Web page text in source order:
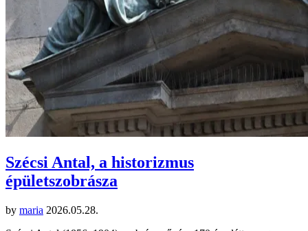
Szécsi Antal, a historizmus
épületszobrásza
by maria 2026.05.28.